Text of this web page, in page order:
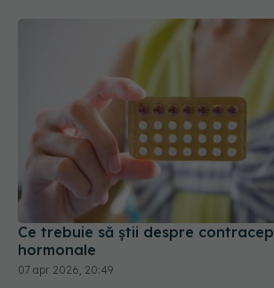
Ce trebuie să știi despre
hormonale
07 apr 2026, 20:49